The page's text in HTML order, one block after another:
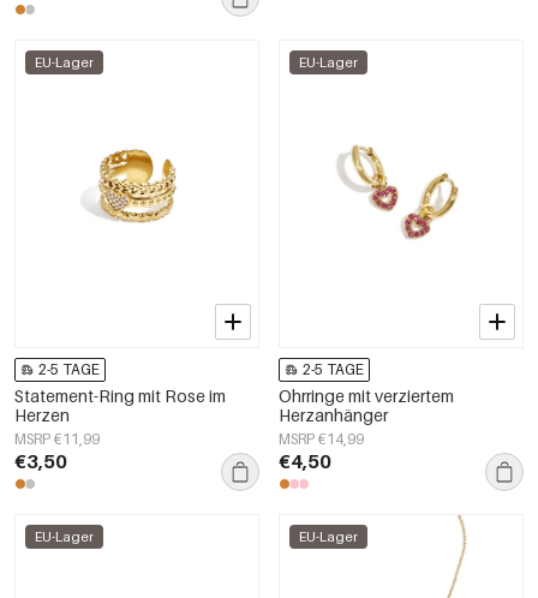
EU-Lager
2-5 TAGE
Statement-Ring mit Rose im
Herzen
MSRP €11,99
€3,50
EU-Lager
2-5 TAGE
Ohrringe mit verziertem
Herzanhänger
MSRP €14,99
€4,50
EU-Lager EU-Lager